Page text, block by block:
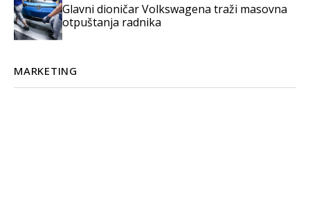
Glavni dioničar Volkswagena traži masovna
otpuštanja radnika
MARKETING